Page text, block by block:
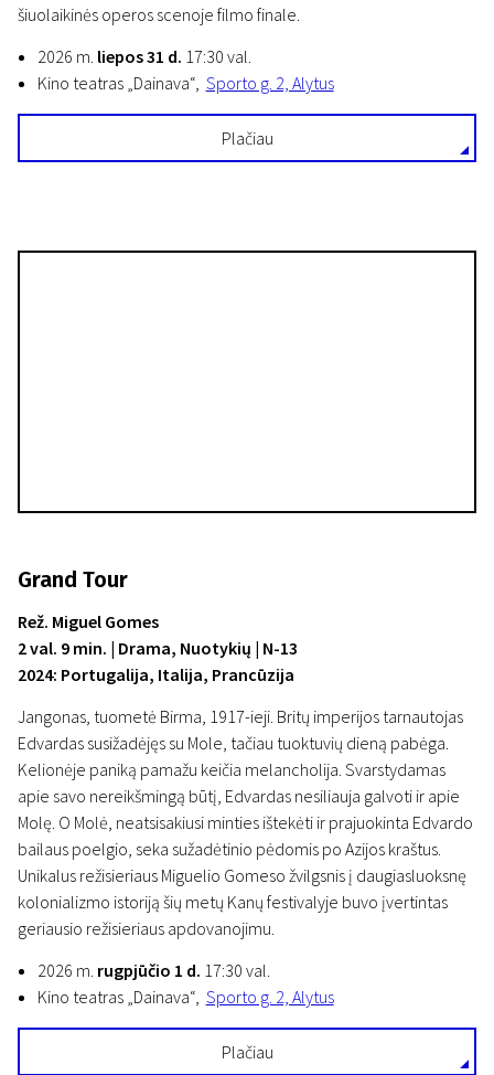
šiuolaikinės operos scenoje filmo finale.
2026 m. liepos 31 d. 17:30 val.
Kino teatras „Dainava“, Sporto g. 2, Alytus
Plačiau
Grand Tour
Rež. Miguel Gomes
2 val. 9 min. | Drama, Nuotykių | N-13
2024: Portugalija, Italija, Prancūzija
Jangonas, tuometė Birma, 1917-ieji. Britų imperijos tarnautojas
Edvardas susižadėjęs su Mole, tačiau tuoktuvių dieną pabėga.
Kelionėje paniką pamažu keičia melancholija. Svarstydamas
apie savo nereikšmingą būtį, Edvardas nesiliauja galvoti ir apie
Molę. O Molė, neatsisakiusi minties ištekėti ir prajuokinta Edvardo
bailaus poelgio, seka sužadėtinio pėdomis po Azijos kraštus.
Unikalus režisieriaus Miguelio Gomeso žvilgsnis į daugiasluoksnę
kolonializmo istoriją šių metų Kanų festivalyje buvo įvertintas
geriausio režisieriaus apdovanojimu.
2026 m. rugpjūčio 1 d. 17:30 val.
Kino teatras „Dainava“, Sporto g. 2, Alytus
Plačiau